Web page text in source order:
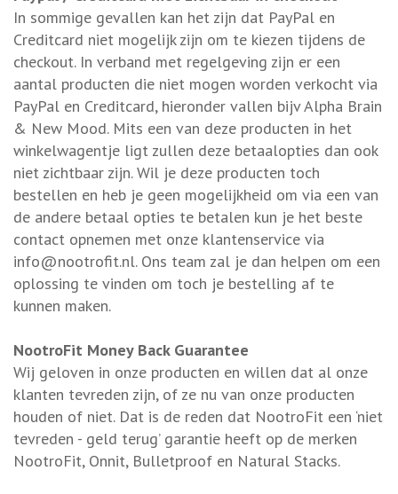
In sommige gevallen kan het zijn dat PayPal en
Creditcard niet mogelijk zijn om te kiezen tijdens de
checkout. In verband met regelgeving zijn er een
aantal producten die niet mogen worden verkocht via
PayPal en Creditcard, hieronder vallen bijv Alpha Brain
& New Mood. Mits een van deze producten in het
winkelwagentje ligt zullen deze betaalopties dan ook
niet zichtbaar zijn. Wil je deze producten toch
bestellen en heb je geen mogelijkheid om via een van
de andere betaal opties te betalen kun je het beste
contact opnemen met onze klantenservice via
info@nootrofit.nl. Ons team zal je dan helpen om een
oplossing te vinden om toch je bestelling af te
kunnen maken.
NootroFit Money Back Guarantee
Wij geloven in onze producten en willen dat al onze
klanten tevreden zijn, of ze nu van onze producten
houden of niet. Dat is de reden dat NootroFit een ‘niet
tevreden - geld terug’ garantie heeft op de merken
NootroFit, Onnit, Bulletproof en Natural Stacks.